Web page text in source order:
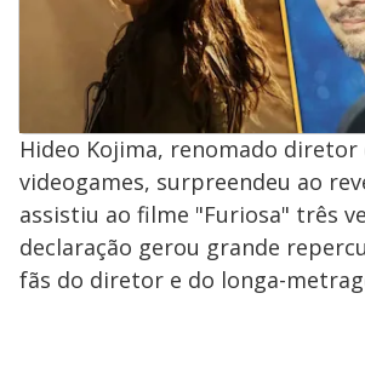
Hideo Kojima, renomado diretor
videogames, surpreendeu ao
assistiu ao filme "Furiosa" três
declaração gerou grande
fãs do diretor e do longa-